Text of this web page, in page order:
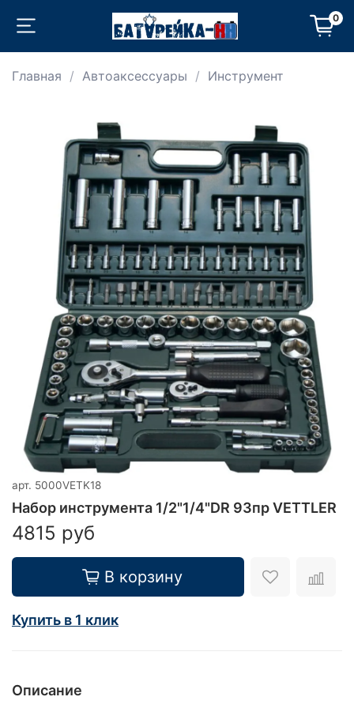
0
Главная Автоаксессуары Инструмент
арт. 5000VETK18
Набор инструмента 1/2"1/4"DR 93пр VETTLER
4815 руб
В корзину
Купить в 1 клик
Описание